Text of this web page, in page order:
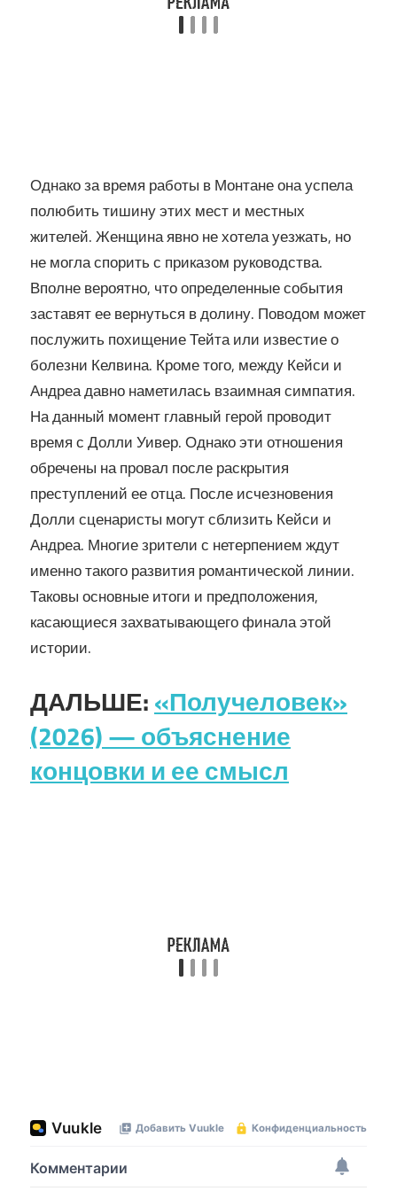
Однако за время работы в Монтане она успела
полюбить тишину этих мест и местных
жителей. Женщина явно не хотела уезжать, но
не могла спорить с приказом руководства.
Вполне вероятно, что определенные события
заставят ее вернуться в долину. Поводом может
послужить похищение Тейта или известие о
болезни Келвина. Кроме того, между Кейси и
Андреа давно наметилась взаимная симпатия.
На данный момент главный герой проводит
время с Долли Уивер. Однако эти отношения
обречены на провал после раскрытия
преступлений ее отца. После исчезновения
Долли сценаристы могут сблизить Кейси и
Андреа. Многие зрители с нетерпением ждут
именно такого развития романтической линии.
Таковы основные итоги и предположения,
касающиеся захватывающего финала этой
истории.
ДАЛЬШЕ:«Получеловек»
(2026) — объяснение
концовки и ее смысл